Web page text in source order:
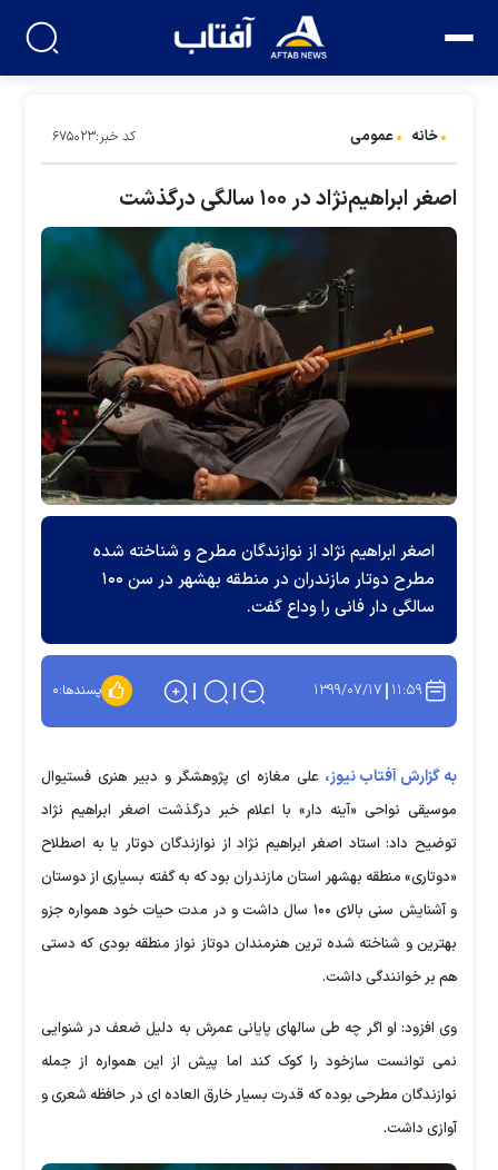
خانه عمومی کد خبر:۶۷۵۰۲۳
اصغر ابراهیم‌نژاد در ۱۰۰ سالگی درگذشت
اصغر ابراهیم نژاد از نوازندگان مطرح و شناخته شده
مطرح دوتار مازندران در منطقه بهشهر در سن ۱۰۰
سالگی دار فانی را وداع گفت.
۱۱:۵۹ ۱۳۹۹/۰۷/۱۷ پسندها:۰
به گزارش آفتاب نیوز، علی مغازه ای پژوهشگر و دبیر هنری فستیوال
موسیقی نواحی «آینه دار» با اعلام خبر درگذشت اصغر ابراهیم نژاد
توضیح داد: استاد اصغر ابراهیم نژاد از نوازندگان دوتار یا به اصطلاح
«دوتاری» منطقه بهشهر استان مازندران بود که به گفته بسیاری از دوستان
و آشنایش سنی بالای ۱۰۰ سال داشت و در مدت حیات خود همواره جزو
بهترین و شناخته شده ترین هنرمندان دوتاز نواز منطقه بودی که دستی
هم بر خوانندگی داشت.
وی افزود: او اگر چه طی سالهای پایانی عمرش به دلیل ضعف در شنوایی
نمی توانست سازخود را کوک کند اما پیش از این همواره از جمله
نوازندگان مطرحی بوده که قدرت بسیار خارق العاده ای در حافظه شعری و
آوازی داشت.